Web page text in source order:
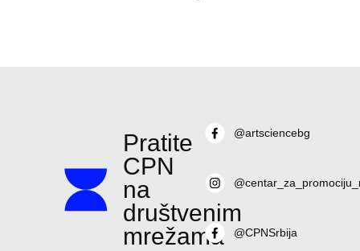
Pratite
CPN
na
društvenim
mrežama
@artsciencebg
@CPNSrbija